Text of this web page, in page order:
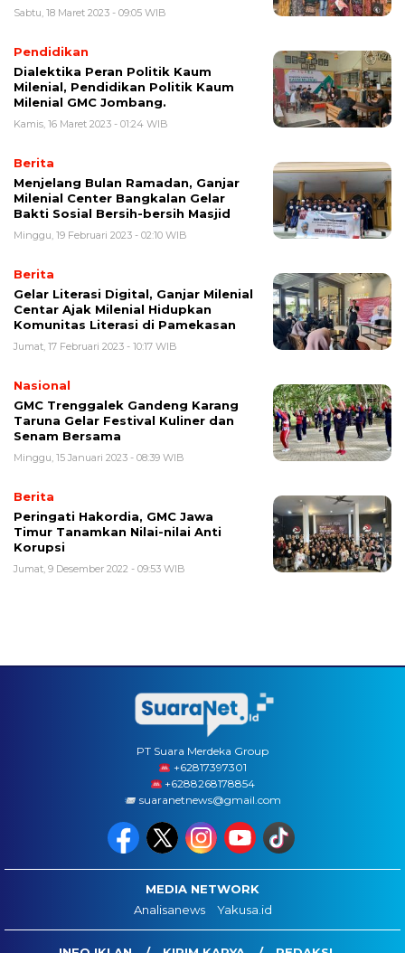
Sabtu, 18 Maret 2023 - 09:05 WIB
Pendidikan
Dialektika Peran Politik Kaum
Milenial, Pendidikan Politik Kaum
Milenial GMC Jombang.
Kamis, 16 Maret 2023 - 01:24 WIB
Berita
Menjelang Bulan Ramadan, Ganjar
Milenial Center Bangkalan Gelar
Bakti Sosial Bersih-bersih Masjid
Minggu, 19 Februari 2023 - 02:10 WIB
Berita
Gelar Literasi Digital, Ganjar Milenial
Centar Ajak Milenial Hidupkan
Komunitas Literasi di Pamekasan
Jumat, 17 Februari 2023 - 10:17 WIB
Nasional
GMC Trenggalek Gandeng Karang
Taruna Gelar Festival Kuliner dan
Senam Bersama
Minggu, 15 Januari 2023 - 08:39 WIB
Berita
Peringati Hakordia, GMC Jawa
Timur Tanamkan Nilai-nilai Anti
Korupsi
Jumat, 9 Desember 2022 - 09:53 WIB
PT Suara Merdeka Group
‪+62817397301
+6288268178854
suaranetnews@gmail.com
MEDIA NETWORK
Analisanews
Yakusa.id